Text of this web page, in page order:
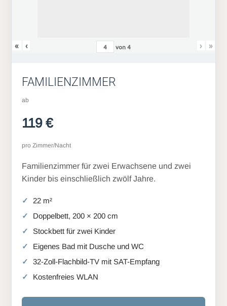
« ‹ von4 › »
FAMILIENZIMMER
ab
119 €
pro Zimmer/Nacht
Familienzimmer für zwei Erwachsene und zwei
Kinder bis einschließlich zwölf Jahre.
22 m²
Doppelbett, 200 × 200 cm
Stockbett für zwei Kinder
Eigenes Bad mit Dusche und WC
32-Zoll-Flachbild-TV mit SAT-Empfang
Kostenfreies WLAN